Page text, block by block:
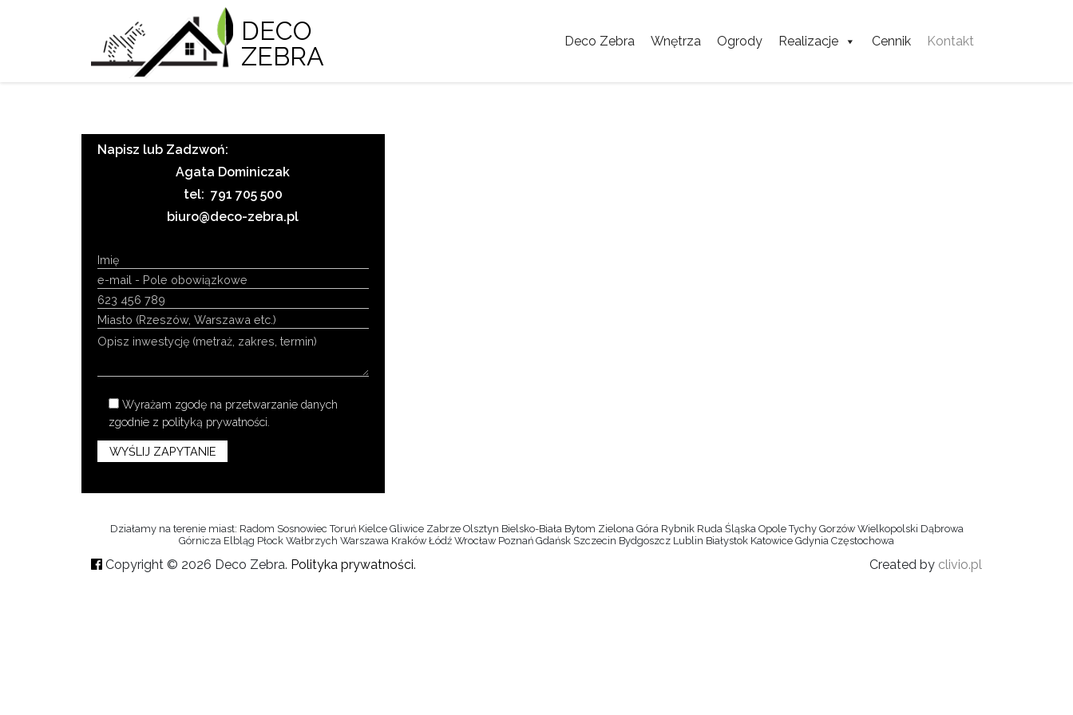
DECO
ZEBRA
Deco Zebra Wnętrza Ogrody Realizacje Cennik Kontakt
Napisz lub Zadzwoń:
Agata Dominiczak
tel: 791 705 500
biuro@deco-zebra.pl
Wyrażam zgodę na przetwarzanie danych
zgodnie z polityką prywatności
Działamy na terenie miast: Radom Sosnowiec Toruń Kielce Gliwice Zabrze Olsztyn Bielsko-Biała Bytom Zielona Góra Rybnik Ruda Śląska Opole Tychy Gorzów Wielkopolski Dąbrowa
Górnicza Elbląg Płock Wałbrzych Warszawa Kraków Łódź Wrocław Poznań Gdańsk Szczecin Bydgoszcz Lublin Białystok Katowice Gdynia Częstochowa
Copyright © 2026 Deco Zebra. Polityka prywatności. Created by clivio.pl